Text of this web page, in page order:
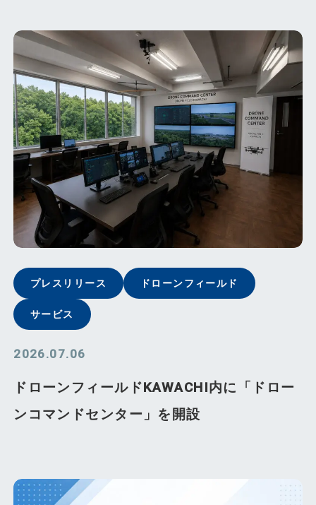
プレスリリース ドローンフィールド
サービス
2026.07.06
ドローンフィールドKAWACHI内に「ドロー
ンコマンドセンター」を開設